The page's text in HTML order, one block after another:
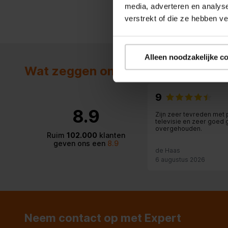
media, adverteren en
verstrekt of die ze hebben
Alleen noodzakelijke
Wat zeggen onze klanten
8.9
Ruim 102.000 klanten
geven ons een8.9
9
Zijn zeer tevreden met
televisie en zeer goed
overgehouden.
de Haas
6 augustus 2026
Neem contact op met Expert